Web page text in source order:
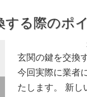
する際のポ
玄関の鍵を交換
今回実際に業者
たします。 新し